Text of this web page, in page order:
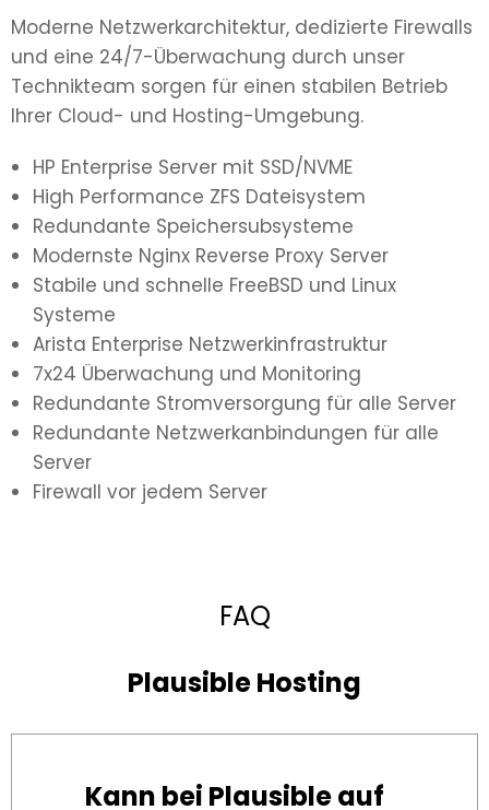
Moderne Netzwerkarchitektur, dedizierte Firewalls
und eine 24/7-Überwachung durch unser
Technikteam sorgen für einen stabilen Betrieb
Ihrer Cloud- und Hosting-Umgebung.
HP Enterprise Server mit SSD/NVME
High Performance ZFS Dateisystem
Redundante Speichersubsysteme
Modernste Nginx Reverse Proxy Server
Stabile und schnelle FreeBSD und Linux
Systeme
Arista Enterprise Netzwerkinfrastruktur
7x24 Überwachung und Monitoring
Redundante Stromversorgung für alle Server
Redundante Netzwerkanbindungen für alle
Server
Firewall vor jedem Server
FAQ
Plausible Hosting
Kann bei Plausible auf